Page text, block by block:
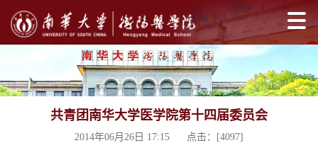
共青团南华大学医学院第十四届委员会
2014年06月26日 17:15 点击：[4097]